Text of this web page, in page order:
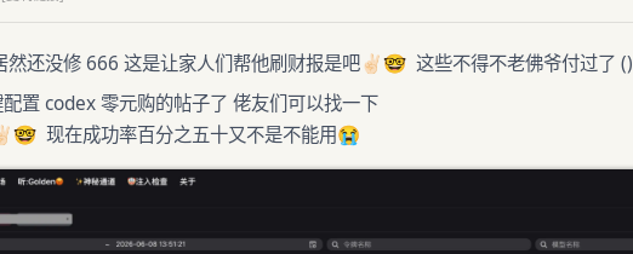
然还没修 666 这是让家人们帮他刷财报是吧✌🏻🤓 这些不得不老佛爷付过了 ()
置 codex 零元购的帖子了 佬友们可以找一下
现在成功率百分之五十又不是不能用😭